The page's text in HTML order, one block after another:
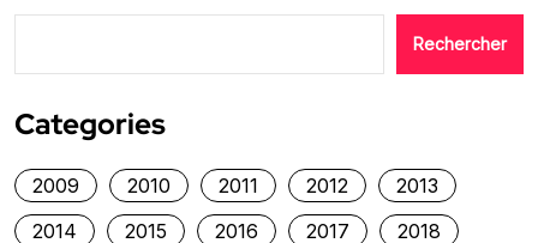
Rechercher
Categories
2009 2010 2011 2012
2013
2014
2015 2016 2017 2018